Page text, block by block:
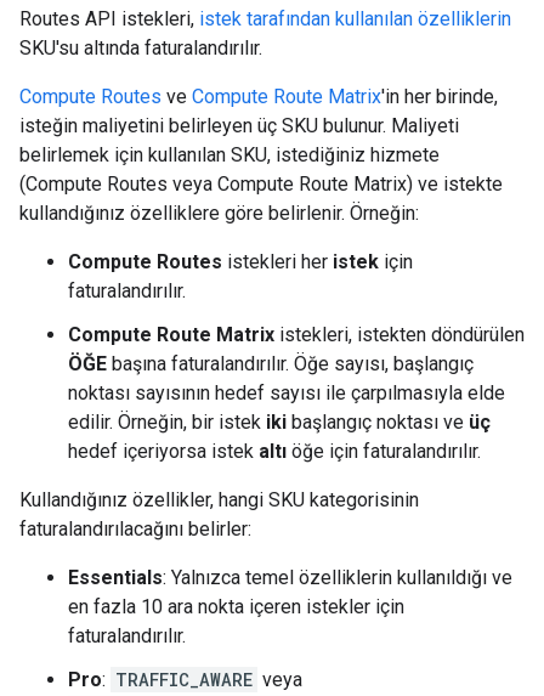
Routes API istekleri, istek tarafından kullanılan özelliklerin
SKU'su altında faturalandırılır.
Compute Routes ve Compute Route Matrix'in her birinde,
isteğin maliyetini belirleyen üç SKU bulunur. Maliyeti
belirlemek için kullanılan SKU, istediğiniz hizmete
(Compute Routes veya Compute Route Matrix) ve istekte
kullandığınız özelliklere göre belirlenir. Örneğin:
Compute Routes istekleri her istek için
faturalandırılır.
Compute Route Matrix istekleri, istekten döndürülen
ÖĞE başına faturalandırılır. Öğe sayısı, başlangıç
noktası sayısının hedef sayısı ile çarpılmasıyla elde
edilir. Örneğin, bir istek iki başlangıç noktası ve üç
hedef içeriyorsa istek altı öğe için faturalandırılır.
Kullandığınız özellikler, hangi SKU kategorisinin
faturalandırılacağını belirler:
Essentials: Yalnızca temel özelliklerin kullanıldığı ve
en fazla 10 ara nokta içeren istekler için
faturalandırılır.
Pro: TRAFFIC_AWARE veya